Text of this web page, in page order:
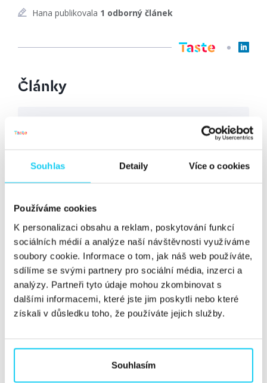
Souhlas Detaily Více o cookies
Používáme cookies
K personalizaci obsahu a reklam, poskytování funkcí
sociálních médií a analýze naší návštěvnosti využíváme
soubory cookie. Informace o tom, jak náš web používáte,
sdílíme se svými partnery pro sociální média, inzerci a
analýzy. Partneři tyto údaje mohou zkombinovat s
dalšími informacemi, které jste jim poskytli nebo které
získali v důsledku toho, že používáte jejich služby.
Souhlasím
Hana publikovala 1 odborný článek
Články
ChatGPT Google Ads Marketing
Začátečník Pokročilý Expert
Vyhledat
Mentální a fyzická dostupnost